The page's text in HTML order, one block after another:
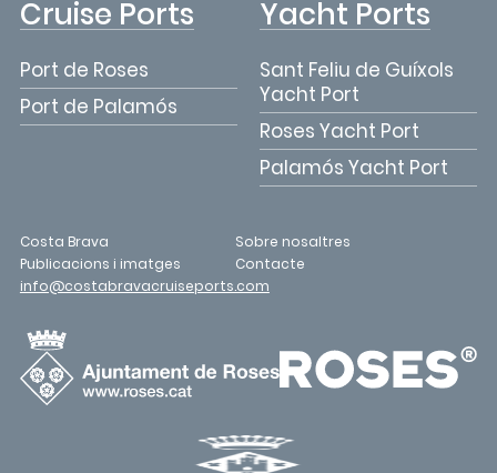
Cruise Ports
Port de Roses
Port de Palamós
Yacht Ports
Sant Feliu de Guíxols
Yacht Port
Roses Yacht Port
Palamós Yacht Port
Costa Brava
Sobre nosaltres
Publicacions i imatges
Contacte
info@costabravacruiseports.com